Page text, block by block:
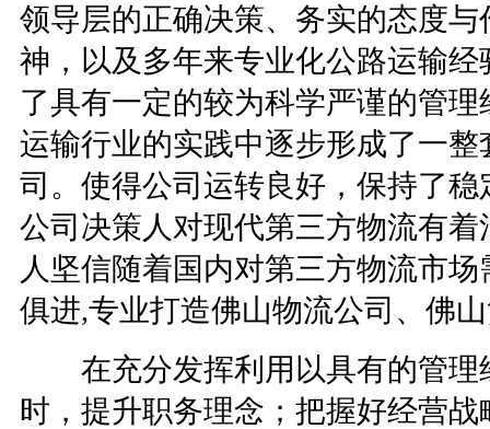
领导层的正确决策、务实的态度
神，以及多年来专业化公路运输
了具有一定的较为科学严谨的管
运输行业的实践中逐步形成了一
司。使得公司运转良好，保持了
公司决策人对现代第三方物流有
人坚信随着国内对第三方物流市
俱进,专业打造佛山物流公司、佛
在充分发挥利用以具有的管理
时，提升职务理念；把握好经营